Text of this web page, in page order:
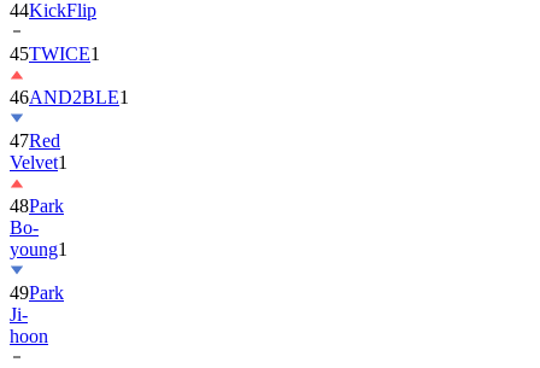
44KickFlip
45TWICE1
46AND2BLE1
47Red
Velvet1
48Park
Bo-
young1
49Park
Ji-
hoon